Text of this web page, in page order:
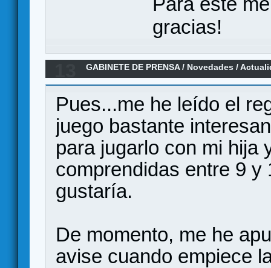
gracias!
GABINETE DE PRENSA/ Novedades /
Pues...me he leído el
juego bastante
para jugarlo con mi hija
comprendidas entre 9 y
gustaría.
De momento, me he
avise cuando empiece